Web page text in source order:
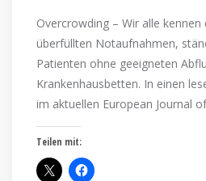
Overcrowding – Wir alle
überfüllten Notaufnahmen,
Patienten ohne geeigneten
Krankenhausbetten. In einen
im aktuellen European Journal
Teilen mit: